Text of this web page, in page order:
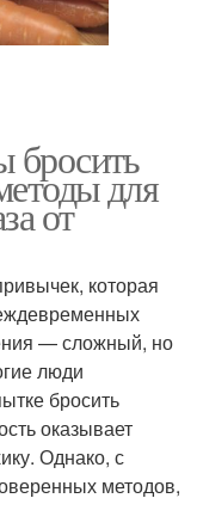
бросить
для
от
которая
— сложный, но
люди
бросить
оказывает
Однако, с
методов,